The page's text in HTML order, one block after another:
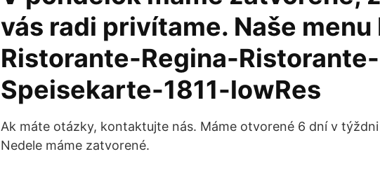
vás radi privítame. Naše
Ristorante-Regina-
Speisekarte-1811-lowRes
Ak máte otázky, kontaktujte nás. Máme otvorené 6 dní v týždni
Nedele máme zatvorené.